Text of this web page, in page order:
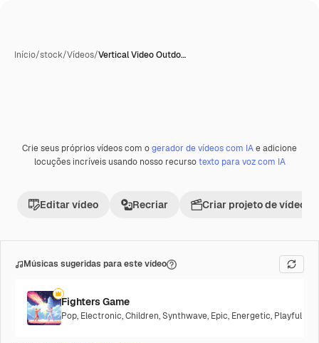
Início/stock/Vídeos/Vertical Video Outdo…
Crie seus próprios vídeos com ogerador de vídeos com IAe adicione
locuções incríveis usando nosso recursotexto para voz com IA
Editar vídeo Recriar Criar projeto de vídeo
Músicas sugeridas para este vídeo
Fighters Game
Pop, Electronic,Children,Synthwave, Epic, Energetic, Playful